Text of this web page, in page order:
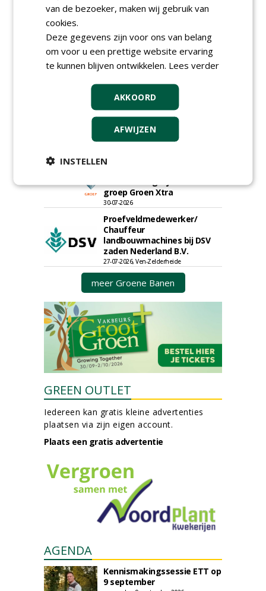
22-07-2026, Udenhout
Rayon- account manager
Nederland; regio Noord &
regio Zuid
18-06-2026, Noord & regio Zuid
Boomrooier / boomverzorger
ETW bij Weijtmans
04-05-2026
Hoofdgreenkeeper (m/v)
Golfbaan KralingenOosthoek
groepRotterdam
groep Groen Xtra
30-07-2026
Proefveldmedewerker/
Chauffeur
landbouwmachines bij DSV
zaden Nederland B.V.
27-07-2026, Ven-Zelderheide
meer Groene Banen
GREEN OUTLET
Iedereen kan gratis kleine advertenties
plaatsen via zijn eigen account.
Plaats een gratis advertentie
AGENDA
Kennismakingssessie ETT op
9 september
van de bezoeker, maken wij gebruik van
cookies.
Deze gegevens zijn voor ons van belang
om voor u een prettige website ervaring
te kunnen blijven ontwikkelen. Lees verder
AKKOORD
AFWIJZEN
INSTELLEN